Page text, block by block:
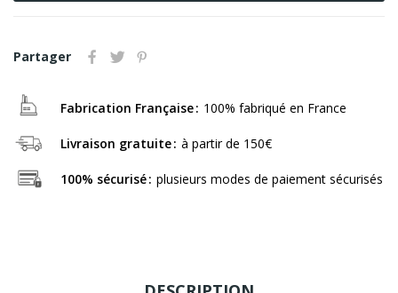
Partager
Fabrication Française 100% fabriqué en France
Livraison gratuite à partir de 150€
100% sécurisé plusieurs modes de paiement sécurisés